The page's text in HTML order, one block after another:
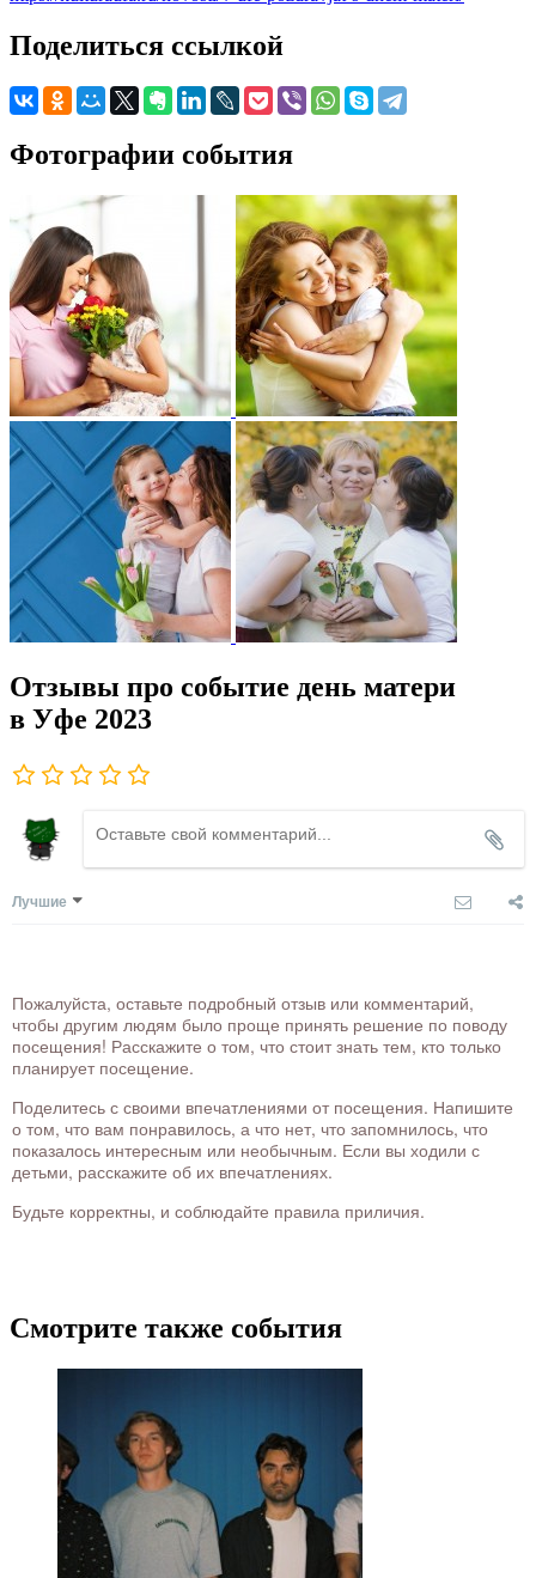
Поделиться ссылкой
Фотографии события
Отзывы про событие день матери
в Уфе 2023
Лучшие
Пожалуйста, оставьте подробный отзыв или комментарий,
чтобы другим людям было проще принять решение по поводу
посещения! Расскажите о том, что стоит знать тем, кто только
планирует посещение.
Поделитесь с своими впечатлениями от посещения. Напишите
о том, что вам понравилось, а что нет, что запомнилось, что
показалось интересным или необычным. Если вы ходили с
детьми, расскажите об их впечатлениях.
Будьте корректны, и соблюдайте правила приличия.
Смотрите также события